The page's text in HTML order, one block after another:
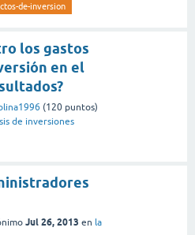
de-inversion
los gastos
en el
(120 puntos)
de inversiones
Jul 26, 2013 en la